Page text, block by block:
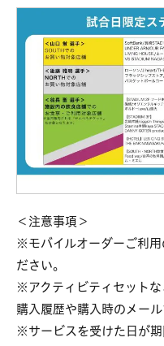
＜注意事項＞
※モバイルオーダーご利用
ださい。
※アクティビティセット
購入履歴や購入時のメール
※サービスを受けた日が